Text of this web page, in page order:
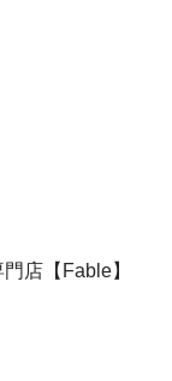
店【Fable】